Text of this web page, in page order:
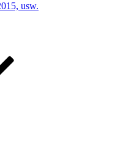
usw.